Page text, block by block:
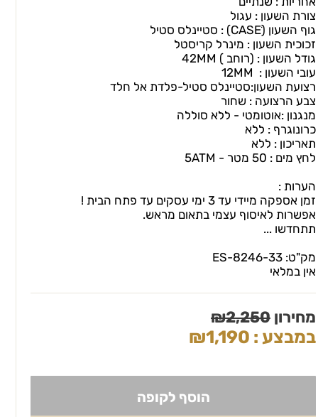
צורת השעון : עגול
גוף השעון (CASEׂ) : סטיינלס סטיל
זכוכית השעון : מינרל קריסטל
גודל השעון : (רוחב ) 42MM
עובי השעון : 12MM
רצועת השעון:סטיינלס סטיל-פלדת אל חלד
צבע הרצועה : שחור
מנגנון :אוטומטי - ללא סוללה
כרונוגרף : ללא
תאריכון : ללא
לחץ מים : 50 מטר - 5ATM
הערות :
זמן אספקה מיידי עד 3 ימי עסקים עד פתח הבית !
אפשרות לאיסוף עצמי בתאום מראש.
תתחדשו ...
מק"ט: ES-8246-33
אין במלאי
מחירון ₪2,250
במבצע : ₪1,190
הוסף לקופה